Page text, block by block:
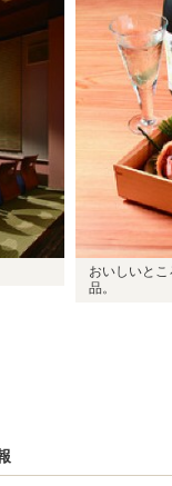
おいしいと
品。